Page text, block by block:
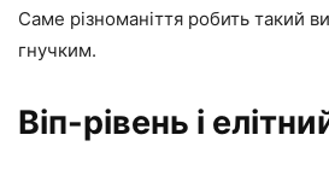
Саме різноманіття робить такий
гнучким.
Віп-рівень і